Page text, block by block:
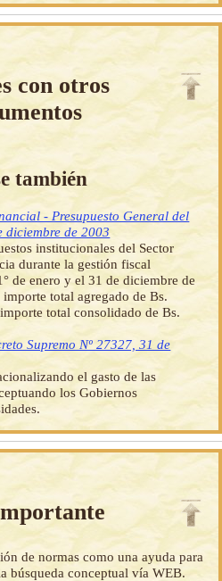
con otros
también
- Presupuesto General del
diciembre de 2003
institucionales del Sector
durante la gestión fiscal
de enero y el 31 de diciembre de
total agregado de Bs.
total consolidado de Bs.
Supremo Nº 27327, 31 de
el gasto de las
los Gobiernos
de normas como una ayuda para
búsqueda conceptual vía WEB.